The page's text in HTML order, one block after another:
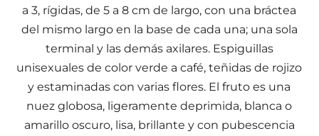
a 3, rígidas, de 5 a 8 cm de largo, con una bráctea
del mismo largo en la base de cada una; una sola
terminal y las demás axilares. Espiguillas
unisexuales de color verde a café, teñidas de rojizo
y estaminadas con varias flores. El fruto es una
nuez globosa, ligeramente deprimida, blanca o
amarillo oscuro, lisa, brillante y con pubescencia